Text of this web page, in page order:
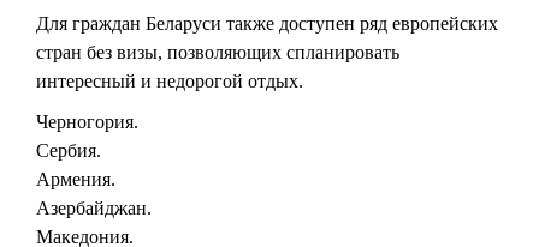
Для граждан Беларуси также доступен ряд европейских
стран без визы, позволяющих спланировать
интересный и недорогой отдых.
Черногория.
Сербия.
Армения.
Азербайджан.
Македония.